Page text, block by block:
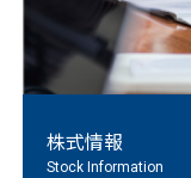
株式情報
Stock Information